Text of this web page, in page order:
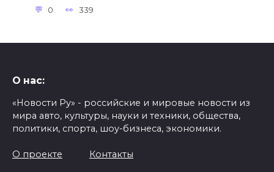
0 339
О нас:
«Новости Ру» - российские и мировые новости из
мира авто, культуры, науки и техники, общества,
политики, спорта, шоу-бизнеса, экономики.
О проекте Контакты